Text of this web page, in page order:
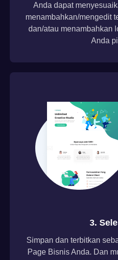
Anda dapat
menambahkan/mengedit
dan/atau menambahkan
Anda
3.
Simpan dan terbitkan
Page Bisnis Anda. Dan